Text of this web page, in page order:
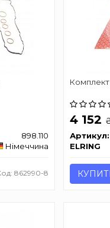
898.110
Німеччина
862990-8
Комплект
4 152
Артикул:
ELRING